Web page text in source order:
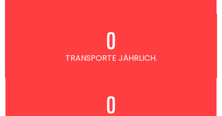
TRANSPORTE JÄHRLICH.
0
0